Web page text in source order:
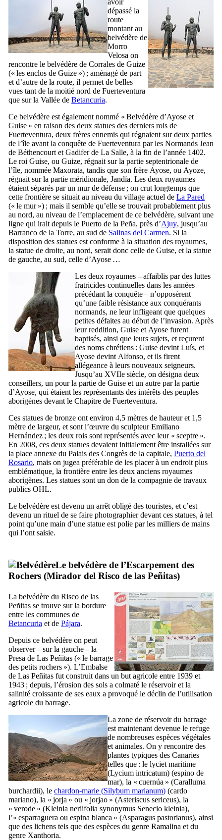
dépassé la
route
montant au
belvédère de
Morro
Velosa on
rencontre le belvédère de Corrales de Guize
(« les enclos de Guize ») ; aménagé de part
et d’autre de la route, il permet de belles
vues tant de la moitié nord de Fuerteventura
que sur la Vallée de Betancuria.
Ce belvédère est également nommé « Belvédère d’Ayose et
Guise » en raison des deux statues des derniers rois de
Fuerteventura, deux frères ennemis qui régnaient sur deux parties
de l’île avant la conquête de Fuerteventura par les Normands Jean
de Béthencourt et Gadifer de La Salle, à la fin de l’année 1402.
Le roi Guise, ou Guize, régnait sur la partie septentrionale de
l’île, nommée Maxorata, tandis que son frère Ayose, ou Ayoze,
régnait sur la partie méridionale, Jandía. Les deux royaumes
étaient séparés par un mur de défense ; on crut longtemps que
cette frontière se situait au niveau du village actuel de La Pared
(« le mur ») ; mais il semble qu’elle se trouvait probablement plus
au nord, au niveau de l’emplacement de ce belvédère, suivant une
ligne qui irait depuis le Puerto de la Peña, près d’Ajuy, jusqu’au
Barranco de la Torre, au sud de Salinas del Carmen. Si la
disposition des statues est conforme à la situation des royaumes,
la statue de droite, au nord, serait donc celle de Guise, et la statue
de gauche, au sud, celle d’Ayose …
Les deux royaumes – affaiblis par des luttes
fratricides continuelles dans les années
précédant la conquête – n’opposèrent
qu’une faible résistance aux conquérants
normands, ne leur infligeant que quelques
petites défaites au début de l’invasion. Après
leur reddition, Guise et Ayose furent
baptisés, ainsi que leurs sujets, et reçurent
des noms chrétiens : Guise devint Luís, et
Ayose devint Alfonso, et ils firent
allégeance à leurs nouveaux seigneurs.
Jusqu’au XVIIe siècle, on désigna deux
conseillers, un pour la partie de Guise et un autre par la partie
d’Ayose, qui étaient les représentants des intérêts des peuples
aborigènes devant le Chapitre de Fuerteventura.
Ces statues de bronze ont environ 4,5 mètres de hauteur et 1,5
mètre de largeur, et sont l’œuvre du sculpteurEmiliano
Hernández ; les deux rois sont représentés avec leur « sceptre ».
En 2008, ces deux statues devaient initialement être installées sur
la place annexe du Palais des Congrès de la capitale, Puerto del
Rosario, mais on jugea préférable de les placer à un endroit plus
emblématique, la frontière entre les deux anciens royaumes
aborigènes. Les statues sont un don de la compagnie de travaux
publics OHL.
Le belvédère est devenu un arrêt obligé des touristes, et c’est
devenu un rituel de se faire photographier devant ces statues, à tel
point qu’une main d’une statue est polie par les milliers de mains
qui l’ont saisie.
Le belvédère de l’Escarpement des
Rochers (Mirador del Risco de las Peñitas)
La belvédère du Risco de las
Peñitas se trouve sur la bordure
entre les communes de
Betancuria et de Pájara.
Depuis ce belvédère on peut
observer – sur la gauche – la
Presa de Las Peñitas (« le barrage
des petits rochers »). L’Embalse
de Las Peñitas fut construit dans un but agricole entre 1939 et
1943 ; depuis, l’érosion des sols a colmaté le réservoir et la
salinité croissante de ses eaux a provoqué le déclin de l’utilisation
agricole du barrage.
La zone de réservoir du barrage
est maintenant devenue le refuge
de nombreuses espèces végétales
et animales. On y rencontre des
plantes typiques des Canaries
telles que : le lyciet maritime
(Lycium intricatum) (espino de
mar), la « cuernúa » (Caralluma
burchardii), le chardon-marie (Silybum marianum) (cardo
mariano), la « jorja » ou « jorjao » (Asteriscus sericeus), la
« verode » (Kleinia neriifolia synonymus Senecio kleinia),
l’« esparraguera ou espina blanca » (Asparagus pastorianus), ainsi
que des lichens tels que des espèces du genre Ramalina et du
genre Xanthoria.